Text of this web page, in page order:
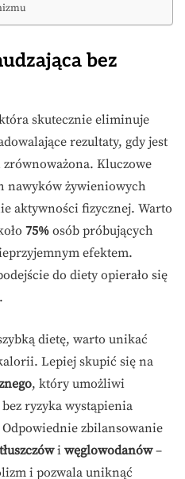
bez
skutecznie eliminuje
rezultaty, gdy jest
Kluczowe
nawyków żywieniowych
aktywności fizycznej. Warto
75% osób próbujących
efektem.
do diety opierało się
dietę, warto unikać
Lepiej skupić się na
, który umożliwi
ryzyka wystąpienia
zbilansowanie
tłuszczówi węglowodanów–
i pozwala uniknąć